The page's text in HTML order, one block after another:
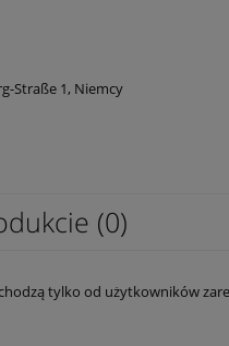
Straße 1, Niemcy
(0)
tylko od użytkowników